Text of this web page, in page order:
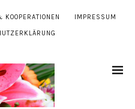
IMPRESSUM